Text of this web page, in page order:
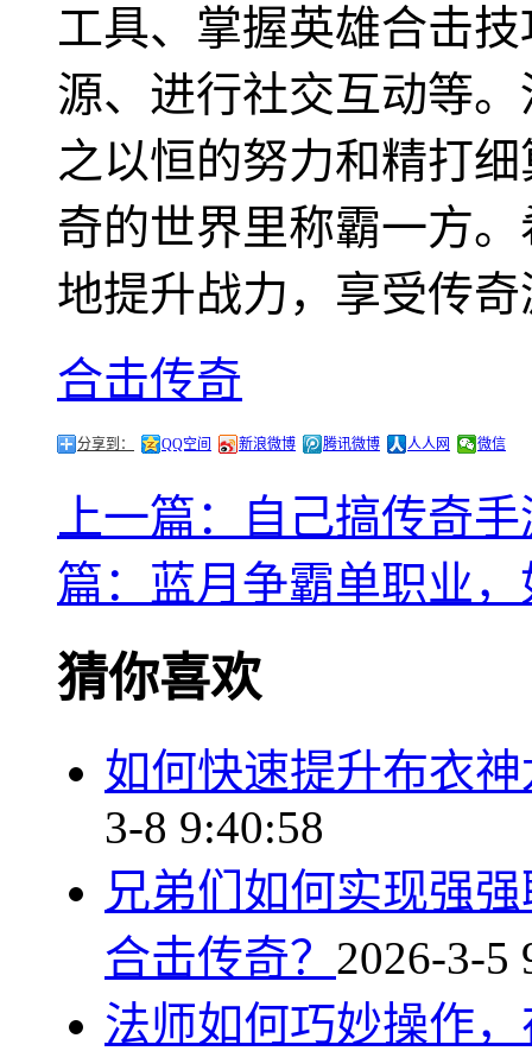
工具、掌握英雄合击
源、进行社交互动等
之以恒的努力和精打
奇的世界里称霸一方
地提升战力，享受传
合击传奇
分享到： QQ空间 新浪微博 腾讯微博 人人网 微信
上一篇：自己搞传奇
篇：蓝月争霸单职业
猜你喜欢
如何快速提升布衣
3-8 9:40:58
兄弟们如何实现强
合击传奇？ 2026-3-5
法师如何巧妙操作